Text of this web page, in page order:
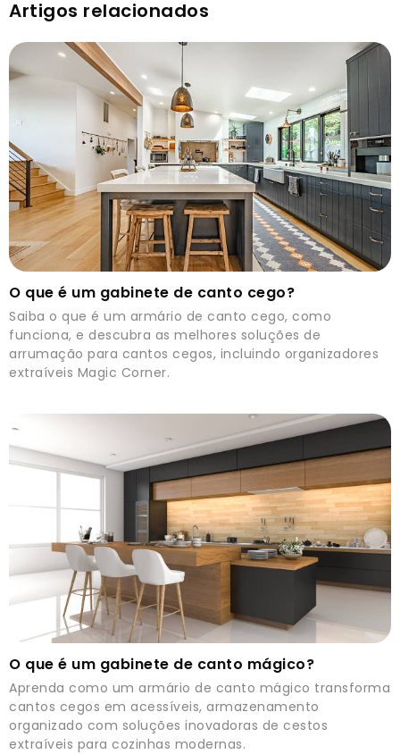
Artigos relacionados
O que é um gabinete de canto cego?
Saiba o que é um armário de canto cego, como
funciona, e descubra as melhores soluções de
arrumação para cantos cegos, incluindo organizadores
extraíveis Magic Corner.
O que é um gabinete de canto mágico?
Aprenda como um armário de canto mágico transforma
cantos cegos em acessíveis, armazenamento
organizado com soluções inovadoras de cestos
extraíveis para cozinhas modernas.